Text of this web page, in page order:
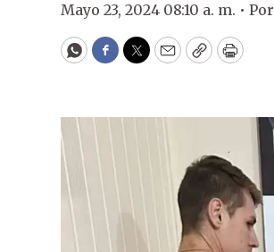
Mayo 23, 2024 08:10 a. m. • Por
WhatsApp
Facebook
Twitter
EmailCopyPrint